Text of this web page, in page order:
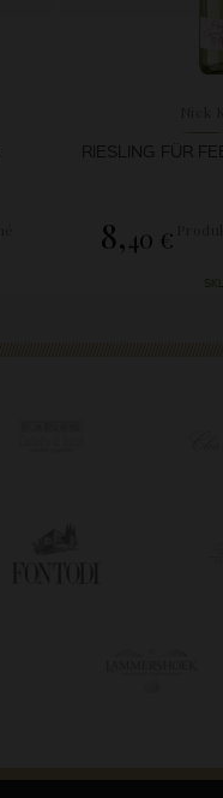
RIESLING FÜR
8,40 €